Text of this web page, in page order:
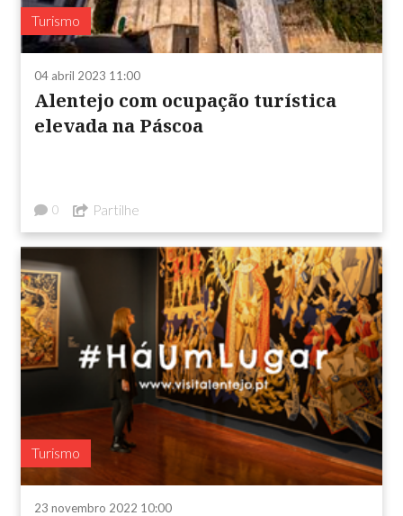
Turismo
04 abril 2023 11:00
Alentejo com ocupação turística
elevada na Páscoa
0 Partilhe
Turismo
23 novembro 2022 10:00